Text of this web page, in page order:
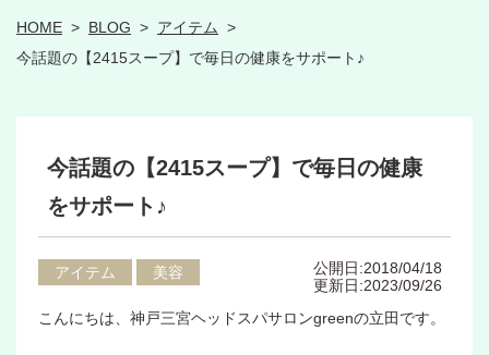
HOME > BLOG > アイテム
>
今話題の【2415スープ】で毎日の健康をサポート♪
今話題の【2415スープ】で毎日の健康
をサポート♪
アイテム 美容
公開日:2018/04/18
更新日:2023/09/26
こんにちは、神戸三宮ヘッドスパサロンgreenの立田です。